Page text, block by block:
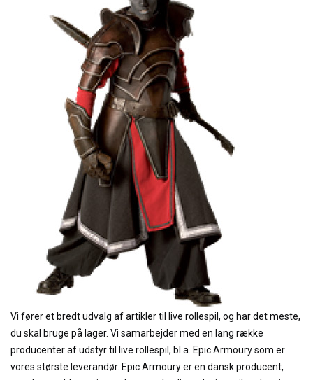
Vi fører et bredt udvalg af artikler til live rollespil, og har det meste,
du skal bruge på lager. Vi samarbejder med en lang række
producenter af udstyr til live rollespil, bl.a. Epic Armoury som er
vores største leverandør. Epic Armoury er en dansk producent,